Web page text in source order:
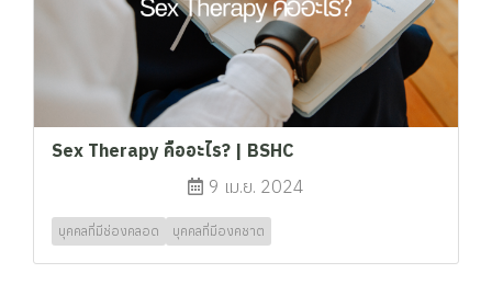
Sex Therapy คืออะไร? | BSHC
9 เม.ย. 2024
บุคคลที่มีช่องคลอด บุคคลที่มีองคชาต